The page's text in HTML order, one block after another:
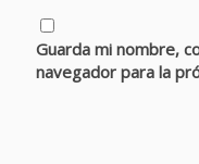
Guarda mi nombre,
navegador para la